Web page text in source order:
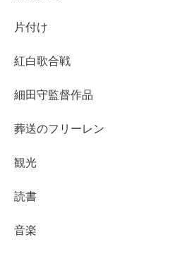
片付け
紅白歌合戦
細田守監督作品
葬送のフリーレン
観光
読書
音楽